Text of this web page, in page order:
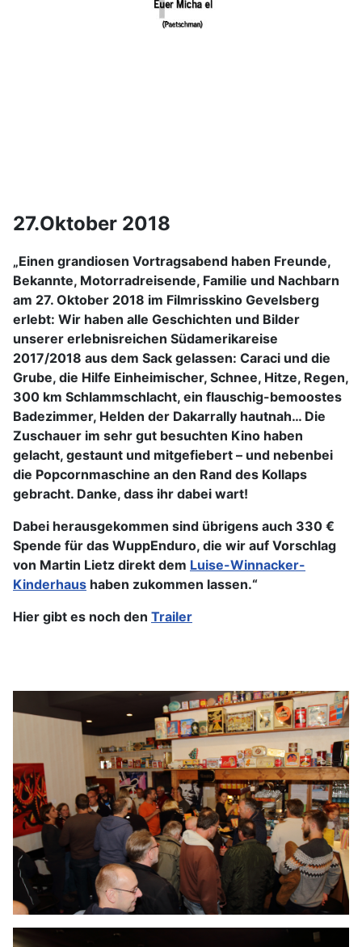
27.Oktober 2018
„Einen grandiosen Vortragsabend haben Freunde,
Bekannte, Motorradreisende, Familie und Nachbarn
am 27. Oktober 2018 im Filmrisskino Gevelsberg
erlebt: Wir haben alle Geschichten und Bilder
unserer erlebnisreichen Südamerikareise
2017/2018 aus dem Sack gelassen: Caraci und die
Grube, die Hilfe Einheimischer, Schnee, Hitze, Regen,
300 km Schlammschlacht, ein flauschig-bemoostes
Badezimmer, Helden der Dakarrally hautnah… Die
Zuschauer im sehr gut besuchten Kino haben
gelacht, gestaunt und mitgefiebert – und nebenbei
die Popcornmaschine an den Rand des Kollaps
gebracht. Danke, dass ihr dabei wart!
Dabei herausgekommen sind übrigens auch 330 €
Spende für das WuppEnduro, die wir auf Vorschlag
von Martin Lietz direkt dem Luise-Winnacker-
Kinderhaus haben zukommen lassen.“
Hier gibt es noch den Trailer